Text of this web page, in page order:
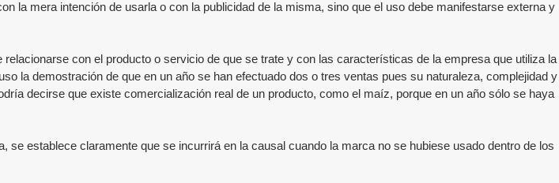
la mera intención de usarla o con la publicidad de la misma, sino que el uso debe manifestarse externa y
con el producto o servicio de que se trate y con las características de la empresa que utiliza la
la demostración de que en un año se han efectuado dos o tres ventas pues su naturaleza, complejidad y
decirse que existe comercialización real de un producto, como el maíz, porque en un año sólo se haya
establece claramente que se incurrirá en la causal cuando la marca no se hubiese usado dentro de los